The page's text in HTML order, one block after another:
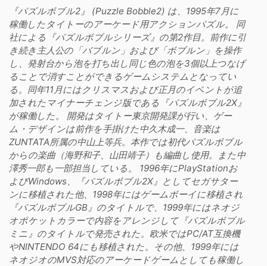
『パズルボブル2』 (Puzzle Bobble2) は、1995年7月に
稼働したタイトーのアーケード用アクションパズル。 同
社による『パズルボブルシリーズ』の第2作目。前作に引
き続き主人公の「バブルン」および「ボブルン」を操作
し、発射台から泡を打ち出し同じ色の泡を3個以上つなげ
ることで消すことができるゲームシステムとなってい
る。同年11月にはクリスマスおよび正月のイベントが追
加されたマイナーチェンジ版である『パズルボブル2X』
が稼働した。 開発はタイトー東京開発課が行い、ゲー
ム・デザインは前作を手掛けた中久木成一、音楽は
ZUNTATA所属の中山上等兵。本作では初代パズルボブル
からの楽曲（海野和子、山田靖子）も編曲し使用。また中
澤秀一郎も一部担当している。 1996年にPlayStationお
よびWindows、『パズルボブル2X』としてセガサター
ンに移植された他、1998年にはゲームボーイに移植され
『パズルボブルGB』のタイトルで、1999年にはネオジ
オポケットカラーで内容をアレンジして『パズルボブル
ミニ』のタイトルで発売された。欧米ではPC/AT互換機
やNINTENDO 64にも移植された。その他、1999年には
ネオジオのMVS対応のアーケードゲームとしても稼働し